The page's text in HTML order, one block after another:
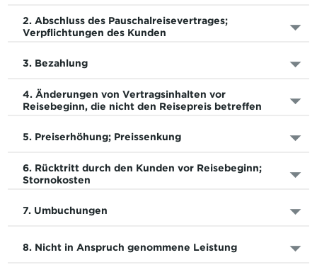
2. Abschluss des Pauschalreisevertrages;
Verpflichtungen des Kunden
3. Bezahlung
4. Änderungen von Vertragsinhalten vor
Reisebeginn, die nicht den Reisepreis betreffen
5. Preiserhöhung; Preissenkung
6. Rücktritt durch den Kunden vor Reisebeginn;
Stornokosten
7. Umbuchungen
8. Nicht in Anspruch genommene Leistung